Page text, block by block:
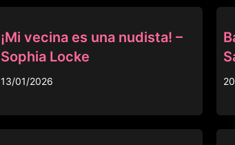
¡Mi vecina es una nudista! –
Sophia Locke
13/01/2026